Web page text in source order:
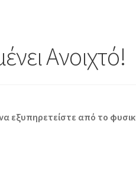
Ανοιχτό!
εξυπηρετείστε από το